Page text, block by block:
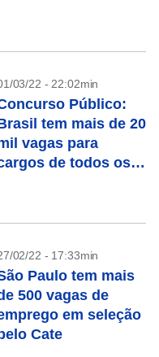
03/22 - 22:02min
Público:
tem mais de 20
vagas para
de todos os
02/22 - 17:33min
Paulo tem mais
500 vagas de
em seleção
Cate